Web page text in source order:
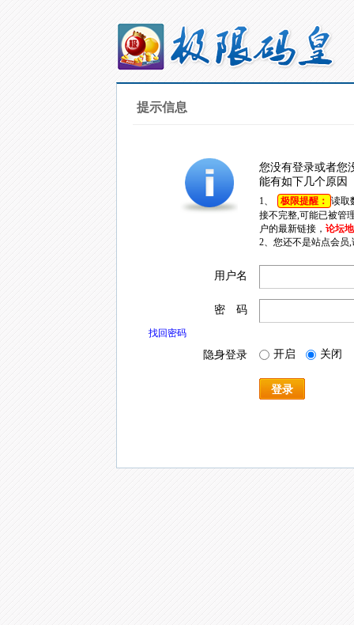
提示信息
您没有登录或者您
能有如下几个原因
1、 极限提醒： 读取
接不完整,可能已被管
户的最新链接， 论坛
2、您还不是站点会员
用户名
密 码
找回密码
隐身登录 开启 关闭
登录